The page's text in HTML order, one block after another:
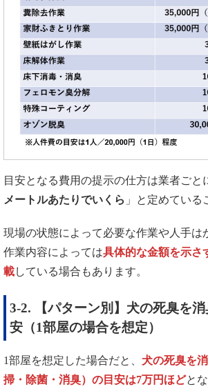
目安となる費用の提示の仕方は業者ごと
メートルあたりでいくら 」と定めている
現場の状態によって必要な作業や人手は
作業内容によっては具体的な金額を示さ
載している場合もあります。
3-2. 【パターン別】犬の死臭を消
安（1部屋の場合を想定）
1部屋を想定した場合だと、 犬の死臭を
掃・除菌・消臭）の目安は7万円ほどと